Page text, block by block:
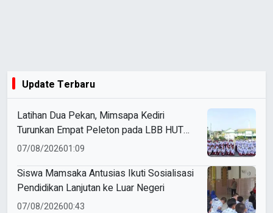
Update Terbaru
Latihan Dua Pekan, Mimsapa Kediri
Turunkan Empat Peleton pada LBB HUT
Ke-81 RI Kecamatan Pare
07/08/202601:09
Siswa Mamsaka Antusias Ikuti Sosialisasi
Pendidikan Lanjutan ke Luar Negeri
07/08/202600:43